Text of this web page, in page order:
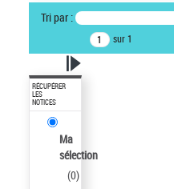
Tri par :
sur 1
RÉCUPÉRER
LES
NOTICES
Ma
sélection
(0)